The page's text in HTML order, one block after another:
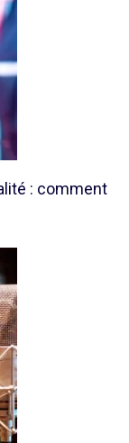
: comment